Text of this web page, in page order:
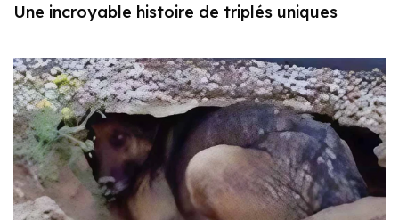
Une incroyable histoire de triplés uniques